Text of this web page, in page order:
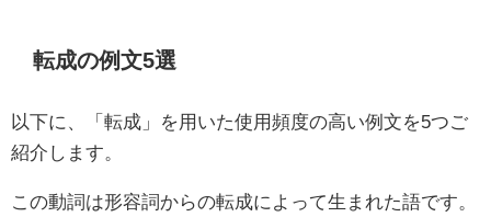
転成の例文5選
以下に、「転成」を用いた使用頻度の高い例文を5つご
紹介します。
この動詞は形容詞からの転成によって生まれた語です。